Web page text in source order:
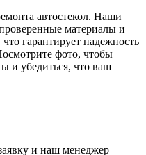
автостекол. Наши
материалы и
гарантирует надежность
фото, чтобы
и убедиться, что ваш
и наш менеджер